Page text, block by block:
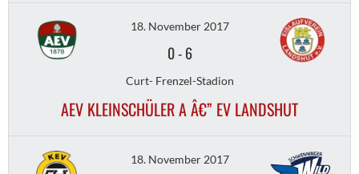
18. November 2017
0-6
Curt- Frenzel-Stadion
AEV KLEINSCHÜLER A Â€” EV LANDSHUT
18. November 2017